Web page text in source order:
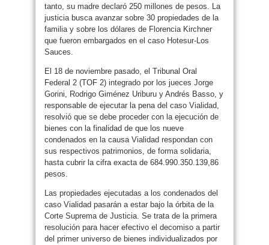
tanto, su madre declaró 250 millones de pesos. La
justicia busca avanzar sobre 30 propiedades de la
familia y sobre los dólares de Florencia Kirchner
que fueron embargados en el caso Hotesur-Los
Sauces.
El 18 de noviembre pasado, el Tribunal Oral
Federal 2 (TOF 2) integrado por los jueces Jorge
Gorini, Rodrigo Giménez Uriburu y Andrés Basso, y
responsable de ejecutar la pena del caso Vialidad,
resolvió que se debe proceder con la ejecución de
bienes con la finalidad de que los nueve
condenados en la causa Vialidad respondan con
sus respectivos patrimonios, de forma solidaria,
hasta cubrir la cifra exacta de 684.990.350.139,86
pesos.
Las propiedades ejecutadas a los condenados del
caso Vialidad pasarán a estar bajo la órbita de la
Corte Suprema de Justicia. Se trata de la primera
resolución para hacer efectivo el decomiso a partir
del primer universo de bienes individualizados por